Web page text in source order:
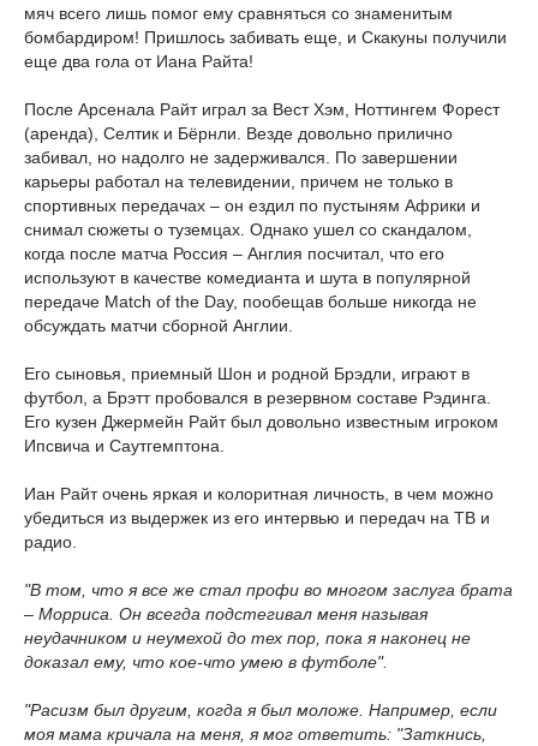
мяч всего лишь помог ему сравняться со знаменитым
бомбардиром! Пришлось забивать еще, и Скакуны получили
еще два гола от Иана Райта!
После Арсенала Райт играл за Вест Хэм, Ноттингем Форест
(аренда), Селтик и Бёрнли. Везде довольно прилично
забивал, но надолго не задерживался. По завершении
карьеры работал на телевидении, причем не только в
спортивных передачах – он ездил по пустыням Африки и
снимал сюжеты о туземцах. Однако ушел со скандалом,
когда после матча Россия – Англия посчитал, что его
используют в качестве комедианта и шута в популярной
передаче Match of the Day, пообещав больше никогда не
обсуждать матчи сборной Англии.
Его сыновья, приемный Шон и родной Брэдли, играют в
футбол, а Брэтт пробовался в резервном составе Рэдинга.
Его кузен Джермейн Райт был довольно известным игроком
Ипсвича и Саутгемптона.
Иан Райт очень яркая и колоритная личность, в чем можно
убедиться из выдержек из его интервью и передач на ТВ и
радио.
"В том, что я все же стал профи во многом заслуга брата
– Морриса. Он всегда подстегивал меня называя
неудачником и неумехой до тех пор, пока я наконец не
доказал ему, что кое-что умею в футболе".
"Расизм был другим, когда я был моложе. Например, если
моя мама кричала на меня, я мог ответить: "Заткнись,